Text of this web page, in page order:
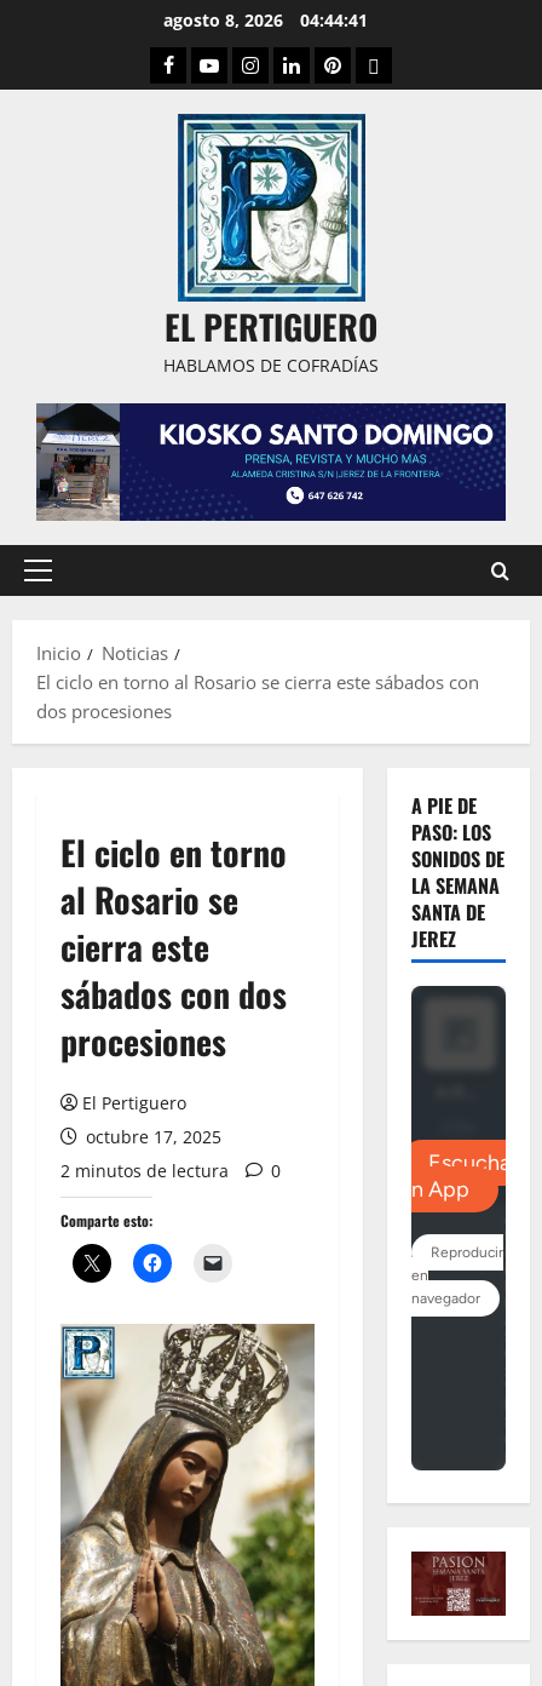
agosto 8, 2026 04:44:42
Facebook
YoutubeInstagram
LinkedPinterestDribbble
EL PERTIGUERO
HABLAMOS DE COFRADÍAS
Menú
Inicio
Noticias
El ciclo en torno al Rosario se cierra este sábados con
dos procesiones
El ciclo en torno
al Rosario se
cierra este
sábados con dos
procesiones
El Pertiguero
octubre 17, 2025
2 minutos de lectura
0
Comparte esto:
A PIE DE
PASO: LOS
SONIDOS DE
LA SEMANA
SANTA DE
JEREZ